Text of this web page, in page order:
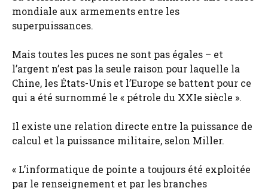
mondiale aux armements entre les
superpuissances.
Mais toutes les puces ne sont pas égales – et
l’argent n’est pas la seule raison pour laquelle la
Chine, les États-Unis et l’Europe se battent pour ce
qui a été surnommé le « pétrole du XXIe siècle ».
Il existe une relation directe entre la puissance de
calcul et la puissance militaire, selon Miller.
« L’informatique de pointe a toujours été exploitée
par le renseignement et par les branches